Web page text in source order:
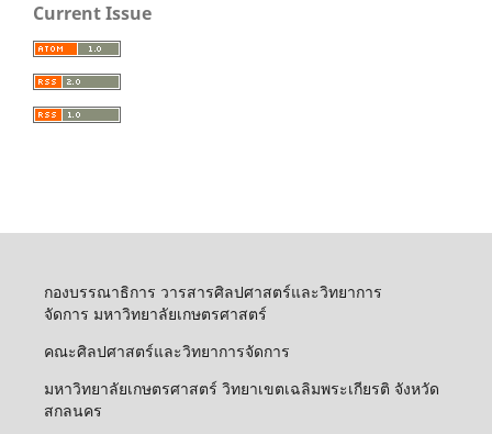
Current Issue
กองบรรณาธิการ วารสารศิลปศาสตร์และวิทยาการ
จัดการ มหาวิทยาลัยเกษตรศาสตร์
คณะศิลปศาสตร์และวิทยาการจัดการ
มหาวิทยาลัยเกษตรศาสตร์ วิทยาเขตเฉลิมพระเกียรติ จังหวัด
สกลนคร